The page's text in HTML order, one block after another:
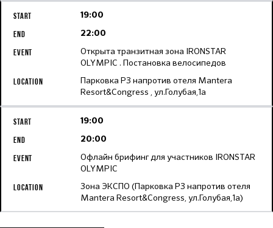
19:00
22:00
Открыта транзитная зона IRONSTAR
OLYMPIC . Постановка велосипедов
Парковка Р3 напротив отеля Mantera
Resort&Congress , ул.Голубая,1а
19:00
20:00
Офлайн брифинг для участников IRONSTAR
OLYMPIC
Зона ЭКСПО (Парковка Р3 напротив отеля
Mantera Resort&Congress, ул.Голубая,1а)